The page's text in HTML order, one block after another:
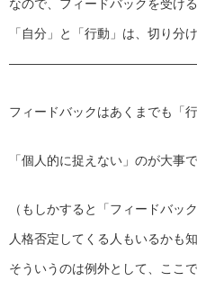
なので、フィードバックを受け
「自分」と「行動」は、切り分
——————————
フィードバックはあくまでも「
「個人的に捉えない」のが大事で
（もしかすると「フィードバッ
人格否定してくる人もいるかも
そういうのは例外として、ここ